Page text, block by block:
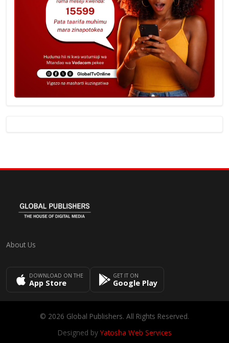
About Us
DOWNLOAD ON THE
App Store
GET IT ON
Google Play
© 2026 Global Publishers. All Rights Reserved.
Designed byYatosha Web Services